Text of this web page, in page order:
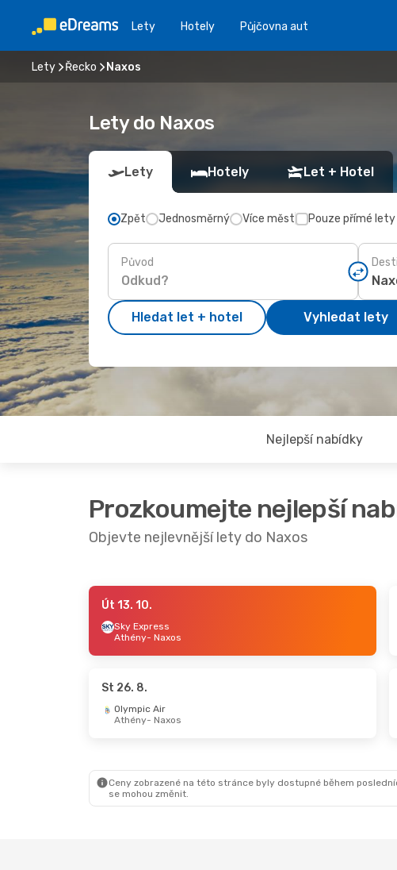
Lety Hotely Půjčovna aut
Lety Řecko Naxos
Lety do Naxos
Lety Hotely Let + Hotel
Zpět Jednosměrný Více měst Pouze přímé lety
Původ
Hledat let + hotel Vyhledat lety
Nejlepší nabídky
Prozkoumejte nejlepší
Objevte nejlevnější lety do Naxos
- Pá 4. 9.
- Naxos
Naxos
- Vídeň
Út 13. 10.
Sky Express
Athény- Naxos
St 26. 8.
Olympic Air
Athény- Naxos
Ceny zobrazené na této stránce byly dostupné během
se mohou změnit.